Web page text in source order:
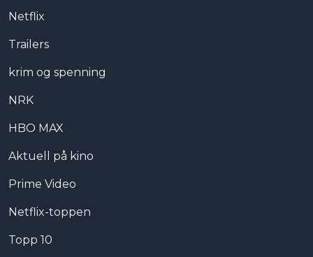
Netflix
Trailers
krim og spenning
NRK
HBO MAX
Aktuell på kino
Prime Video
Netflix-toppen
Topp 10